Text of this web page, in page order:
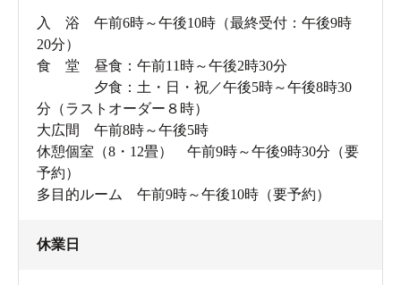
入 浴 午前6時～午後10時（最終受付：午後9時
20分）
食 堂 昼食：午前11時～午後2時30分
夕食：土・日・祝／午後5時～午後8時30
分（ラストオーダー８時）
大広間 午前8時～午後5時
休憩個室（8・12畳） 午前9時～午後9時30分（要
予約）
多目的ルーム 午前9時～午後10時（要予約）
休業日